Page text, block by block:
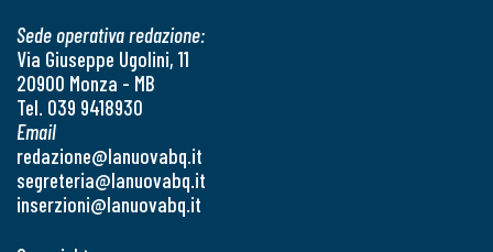
Sede operativa redazione:
Via Giuseppe Ugolini, 11
20900 Monza - MB
Tel. 039 9418930
Email
redazione@lanuovabq.it
segreteria@lanuovabq.it
inserzioni@lanuovabq.it